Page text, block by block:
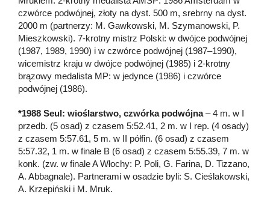
czwórce podwójnej, złoty na dyst. 500 m, srebrny na dyst.
2000 m (partnerzy: M. Gawkowski, M. Szymanowski, P.
Mieszkowski). 7-krotny mistrz Polski: w dwójce podwójnej
(1987, 1989, 1990) i w czwórce podwójnej (1987–1990),
wicemistrz kraju w dwójce podwójnej (1985) i 2-krotny
brązowy medalista MP: w jedynce (1986) i czwórce
podwójnej (1986).
*1988 Seul: wioślarstwo, czwórka podwójna– 4 m. w I
przedb. (5 osad) z czasem 5:52.41, 2 m. w I rep. (4 osady)
z czasem 5:57.61, 5 m. w II półfin. (6 osad) z czasem
5:57.32, 1 m. w finale B (6 osad) z czasem 5:55.39, 7 m. w
konk. (zw. w finale A Włochy: P. Poli, G. Farina, D. Tizzano,
A. Abbagnale). Partnerami w osadzie byli: S. Cieślakowski,
A. Krzepiński i M. Mruk.